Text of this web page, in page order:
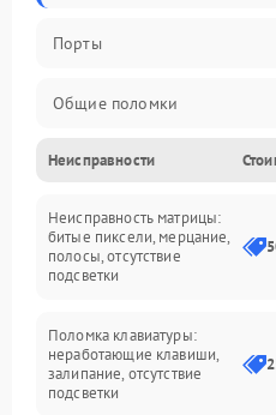
Порты
Общие поломки
Устройства
Программные ошибки
Электрические и системные
Интерфейсные проблемы
Батарея
Неисправности
Неисправность матрицы:
битые пиксели, мерцание,
полосы, отсутствие
подсветки
Поломка клавиатуры:
неработающие клавиши,
залипание, отсутствие
подсветки